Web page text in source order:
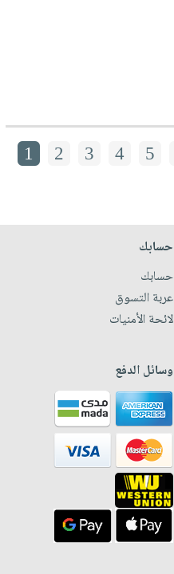
1 2 3 4 5
حسابك
حسابك
عربة التسوق
لائحة الأمنيات
وسائل الدفع